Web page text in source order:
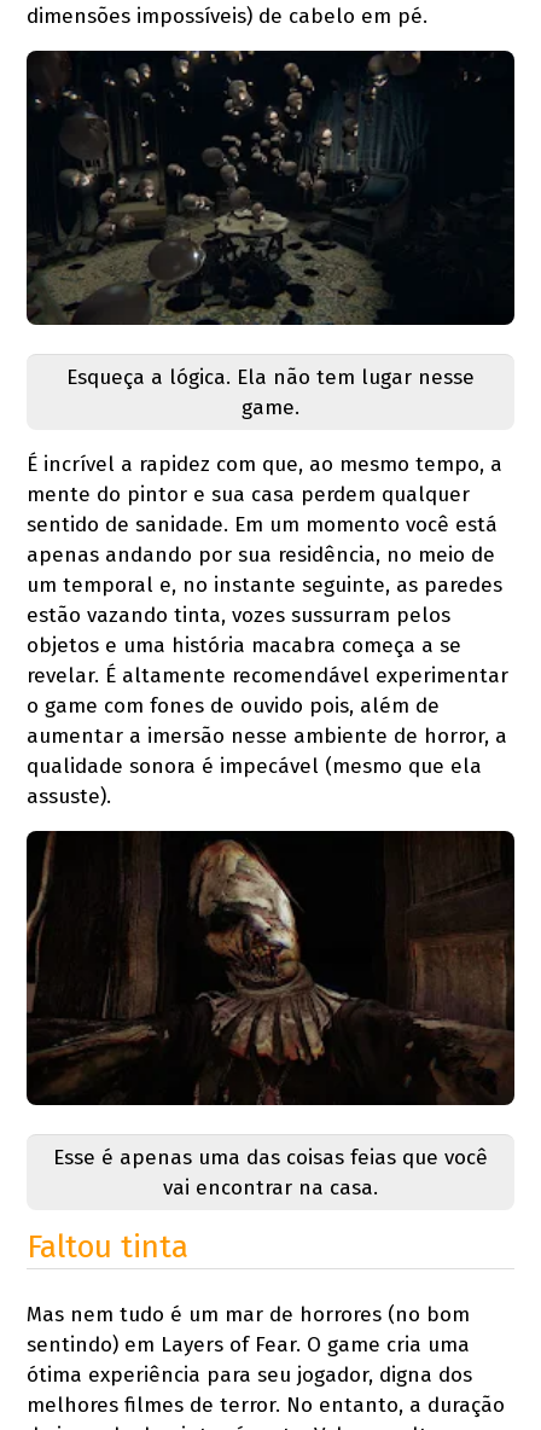
dimensões impossíveis) de cabelo em pé.
Esqueça a lógica. Ela não tem lugar nesse
game.
É incrível a rapidez com que, ao mesmo tempo, a
mente do pintor e sua casa perdem qualquer
sentido de sanidade. Em um momento você está
apenas andando por sua residência, no meio de
um temporal e, no instante seguinte, as paredes
estão vazando tinta, vozes sussurram pelos
objetos e uma história macabra começa a se
revelar. É altamente recomendável experimentar
o game com fones de ouvido pois, além de
aumentar a imersão nesse ambiente de horror, a
qualidade sonora é impecável (mesmo que ela
assuste).
Esse é apenas uma das coisas feias que você
vai encontrar na casa.
Faltou tinta
Mas nem tudo é um mar de horrores (no bom
sentindo) em Layers of Fear. O game cria uma
ótima experiência para seu jogador, digna dos
melhores filmes de terror. No entanto, a duração